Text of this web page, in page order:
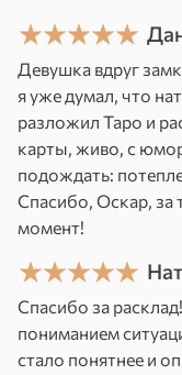
Устранение
Укрепление
Погружение в
потоком
долгосрочного
Если вы хотите
Девушка вдруг
я уже думал, что
разложил Таро и
карты, живо, с
подождать:
Спасибо, Оскар, за
момент!
Спасибо за
пониманием
стало понятнее и